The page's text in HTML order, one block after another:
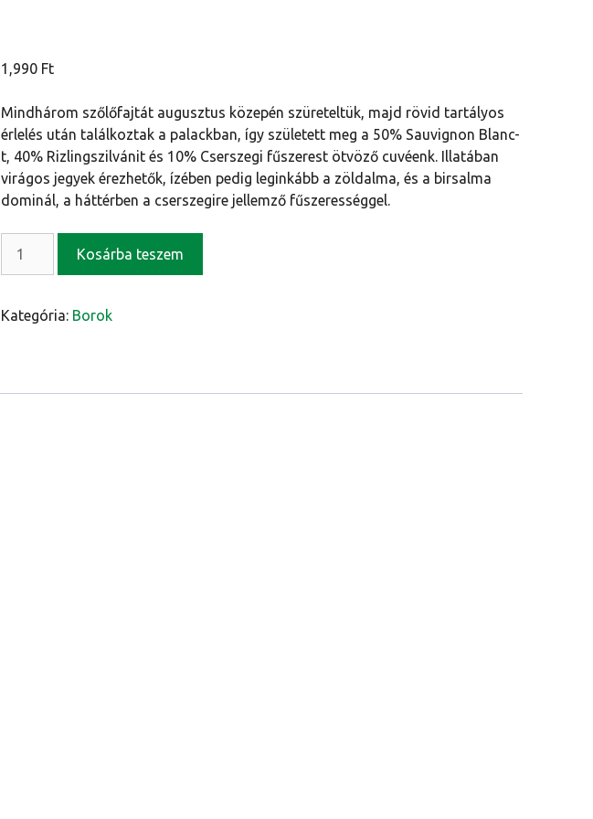
1,990 Ft
Mindhárom szőlőfajtát augusztus közepén szüreteltük, majd rövid tartályos
érlelés után találkoztak a palackban, így született meg a 50% Sauvignon Blanc-
t, 40% Rizlingszilvánit és 10% Cserszegi fűszerest ötvöző cuvéenk. Illatában
virágos jegyek érezhetők, ízében pedig leginkább a zöldalma, és a birsalma
dominál, a háttérben a cserszegire jellemző fűszerességgel.
Dolina
2025
Kosárba teszem
Kategória: Borok